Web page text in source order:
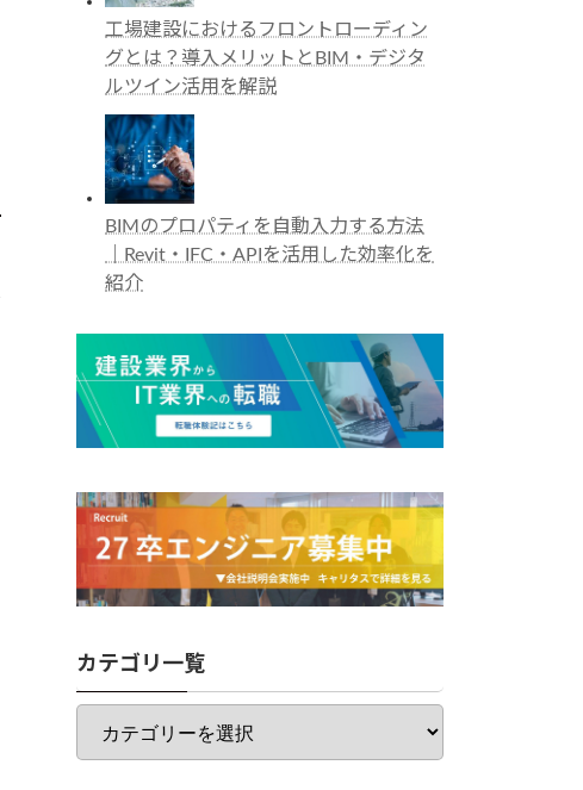
工場建設におけるフロントローディン
グとは？導入メリットとBIM・デジタ
ルツイン活用を解説
BIMのプロパティを自動入力する方法
｜Revit・IFC・APIを活用した効率化を
紹介
カテゴリ一覧
カ
ゴ